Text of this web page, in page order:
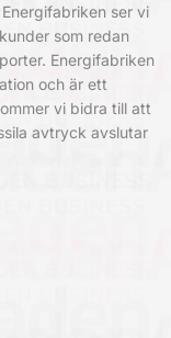
ser vi
som redan
Energifabriken
och är ett
vi bidra till att
avtryck avslutar